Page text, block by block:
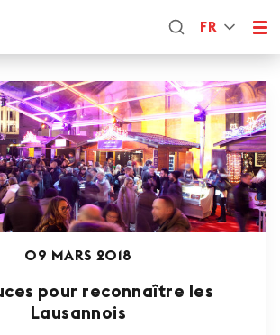
FR
09 MARS 2018
pour reconnaître les
Lausannois